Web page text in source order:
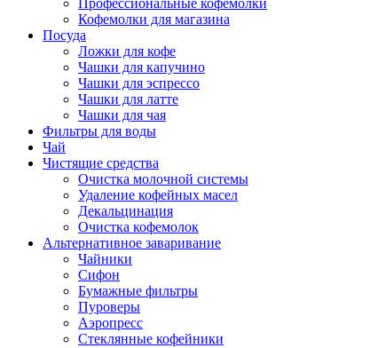
Профессиональные кофемолки
Кофемолки для магазина
Посуда
Ложки для кофе
Чашки для капучино
Чашки для эспрессо
Чашки для латте
Чашки для чая
Фильтры для воды
Чай
Чистящие средства
Очистка молочной системы
Удаление кофейных масел
Декальцинация
Очистка кофемолок
Альтернативное заваривание
Чайники
Сифон
Бумажные фильтры
Пуроверы
Аэропресс
Стеклянные кофейники